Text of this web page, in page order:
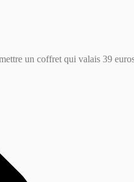
un coffret qui valais 39